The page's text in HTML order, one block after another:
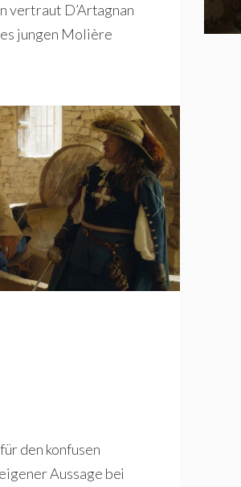
vertraut D’Artagnan
jungen Molière
den konfusen
Aussage bei